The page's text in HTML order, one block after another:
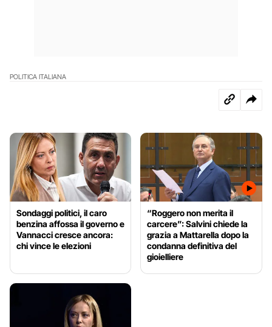
POLITICA ITALIANA
Sondaggi politici, il caro
benzina affossa il governo e
Vannacci cresce ancora:
chi vince le elezioni
“Roggero non merita il
carcere”: Salvini chiede la
grazia a Mattarella dopo la
condanna definitiva del
gioielliere